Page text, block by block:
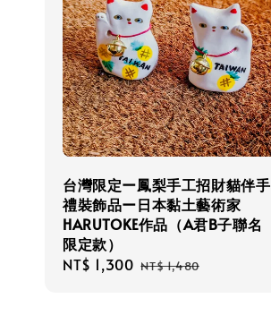
台灣限定ー鳳梨手工招財貓伴手
禮裝飾品ー日本黏土藝術家
HARUTOKE作品（A君B子聯名
限定款）
Sale
NT$ 1,300 Regular
NT$ 1,480